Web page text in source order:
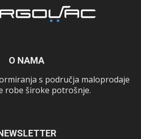
O NAMA
s područja maloprodaje
robe široke potrošnje.